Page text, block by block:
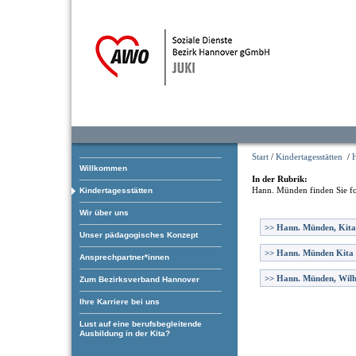
Willkommen
Kindertagesstätten
Wir über uns
Unser pädagogisches Konzept
Ansprechpartner*innen
Zum Bezirksverband Hannover
Ihre Karriere bei uns
Lust auf eine berufsbegleitende
Ausbildung in der Kita?
Start / Kindertagesstätten /
In der Rubrik:
Hann. Münden finden Sie
>> Hann. Münden, Kita
>> Hann. Münden
>> Hann. Münden,